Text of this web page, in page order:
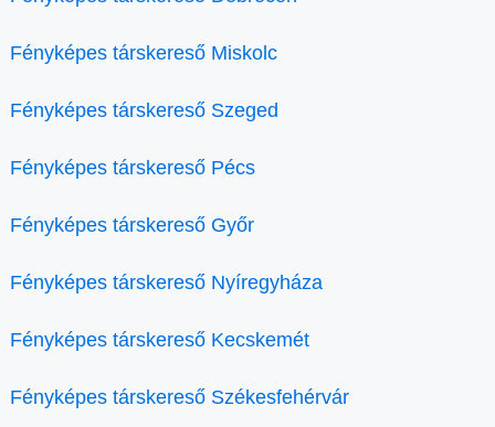
Fényképes társkereső Miskolc
Fényképes társkereső Szeged
Fényképes társkereső Pécs
Fényképes társkereső Győr
Fényképes társkereső Nyíregyháza
Fényképes társkereső Kecskemét
Fényképes társkereső Székesfehérvár